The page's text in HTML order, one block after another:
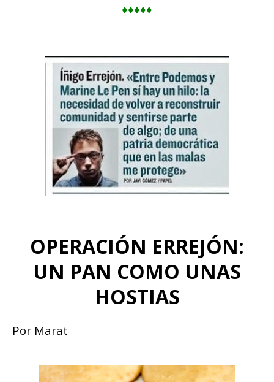
♦♦♦♦♦
OPERACIÓN ERREJÓN:
UN PAN COMO UNAS
HOSTIAS
Por Marat